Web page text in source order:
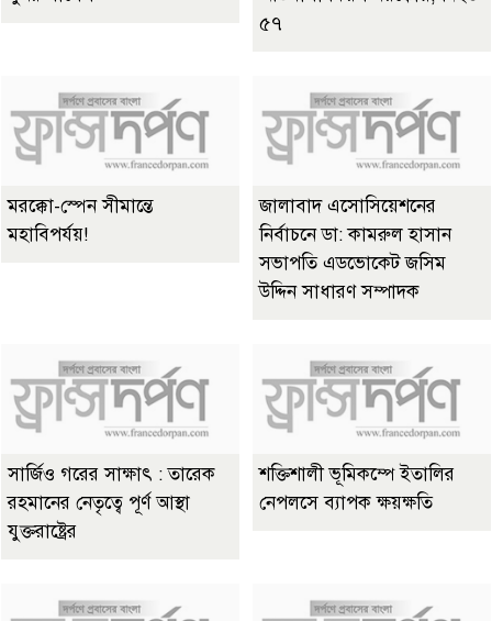
৫৭
মরক্কো-স্পেন সীমান্তে
মহাবিপর্যয়!
জালাবাদ এসোসিয়েশনের
নির্বাচনে ডা: কামরুল হাসান
সভাপতি এডভোকেট জসিম
উদ্দিন সাধারণ সম্পাদক
সার্জিও গরের সাক্ষাৎ : তারেক
রহমানের নেতৃত্বে পূর্ণ আস্থা
যুক্তরাষ্ট্রের
শক্তিশালী ভূমিকম্পে ইতালির
নেপলসে ব্যাপক ক্ষয়ক্ষতি